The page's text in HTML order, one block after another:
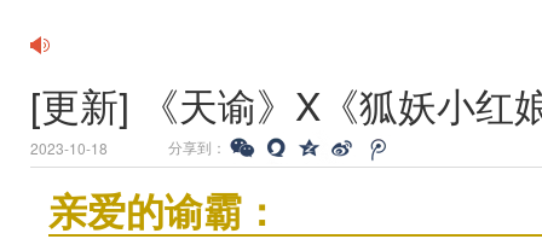
[更新] 《天谕》X《狐妖小红
2023-10-18 分享到：
亲爱的谕霸：